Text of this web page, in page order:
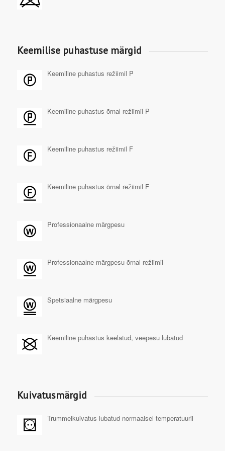
Keemilise puhastuse märgid
Keemiline puhastus režiimil P
Keemiline puhastus õrnal režiimil P
Keemiline puhastus režiimil F
Keemiline puhastus õrnal režiimil F
Professionaalne märgpesu
Professionaalne märgpesu õrnal režiimil
Spetsiaalne märgpesu
Keemiline puhastus keelatud, veepesu lubatud
Kuivatusmärgid
Trummelkuivatus lubatud normaalsel temperatuuril